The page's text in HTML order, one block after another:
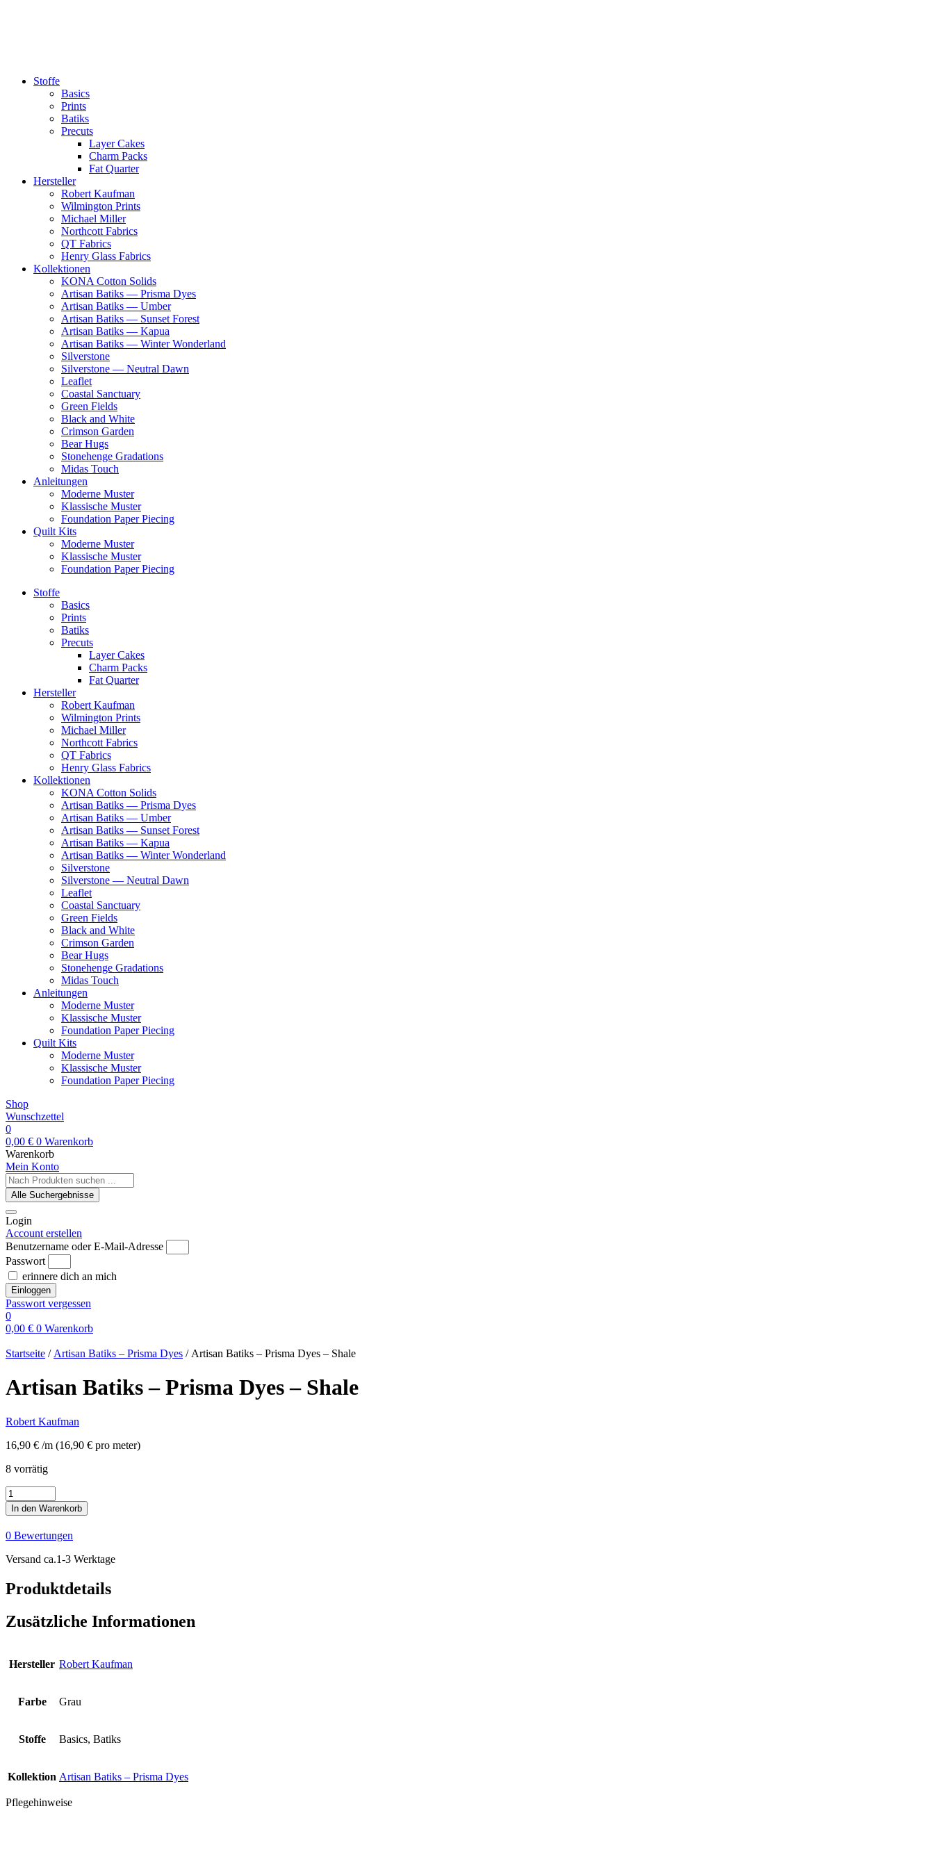
Stoffe
Basics
Prints
Batiks
Precuts
Layer Cakes
Charm Packs
Fat Quarter
Hersteller
Robert Kaufman
Wilmington Prints
Michael Miller
Northcott Fabrics
QT Fabrics
Henry Glass Fabrics
Kollektionen
KONA Cotton Solids
Artisan Batiks — Prisma Dyes
Artisan Batiks — Umber
Artisan Batiks — Sunset Forest
Artisan Batiks — Kapua
Artisan Batiks — Winter Wonderland
Silverstone
Silverstone — Neutral Dawn
Leaflet
Coastal Sanctuary
Green Fields
Black and White
Crimson Garden
Bear Hugs
Stonehenge Gradations
Midas Touch
Anleitungen
Moderne Muster
Klassische Muster
Foundation Paper Piecing
Quilt Kits
Moderne Muster
Klassische Muster
Foundation Paper Piecing
Stoffe
Basics
Prints
Batiks
Precuts
Layer Cakes
Charm Packs
Fat Quarter
Hersteller
Robert Kaufman
Wilmington Prints
Michael Miller
Northcott Fabrics
QT Fabrics
Henry Glass Fabrics
Kollektionen
KONA Cotton Solids
Artisan Batiks — Prisma Dyes
Artisan Batiks — Umber
Artisan Batiks — Sunset Forest
Artisan Batiks — Kapua
Artisan Batiks — Winter Wonderland
Silverstone
Silverstone — Neutral Dawn
Leaflet
Coastal Sanctuary
Green Fields
Black and White
Crimson Garden
Bear Hugs
Stonehenge Gradations
Midas Touch
Anleitungen
Moderne Muster
Klassische Muster
Foundation Paper Piecing
Quilt Kits
Moderne Muster
Klassische Muster
Foundation Paper Piecing
Shop
Wunschzettel
0
0,00 € 0 Warenkorb
Warenkorb
Mein Konto
Search
...Alle Suchergebnisse
Login
Account erstellen
Benutzername oder E-Mail-Adresse
Passwort
erinnere dich an mich
Einloggen
Passwort vergessen
0
0,00 € 0 Warenkorb
Startseite / Artisan Batiks – Prisma Dyes / Artisan Batiks – Prisma Dyes – Shale
Artisan Batiks – Prisma Dyes – Shale
Robert Kaufman
16,90 € /m (16,90 € pro meter)
8 vorrätig
Artisan
Batiks
-
Prisma
Dyes
-
Shale
In den Warenkorb
0 Bewertungen
Versand ca.1-3 Werktage
Produktdetails
Zusätzliche Informationen
Hersteller Robert Kaufman
Farbe Grau
Stoffe Basics, Batiks
Kollektion Artisan Batiks – Prisma Dyes
Pflegehinweise